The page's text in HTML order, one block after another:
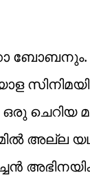
ചെറിയ
അല്ല